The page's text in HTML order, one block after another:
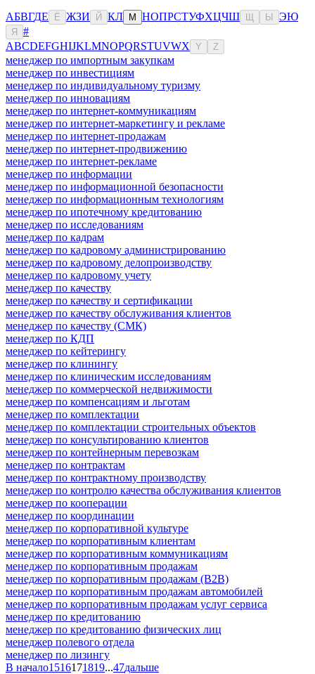
АБВГДЕ Ё ЖЗИ Й КЛ М НОПРСТУФХЦЧШ Ы ЭЮ
Я
#
ABCDEFGHIJKLMNOPQRSTUVWX Y Z
менеджер по импортным закупкам
менеджер по инвестициям
менеджер по индивидуальному туризму
менеджер по инновациям
менеджер по интернет-коммуникациям
менеджер по интернет-маркетингу и рекламе
менеджер по интернет-продажам
менеджер по интернет-продвижению
менеджер по интернет-рекламе
менеджер по информации
менеджер по информационной безопасности
менеджер по информационным технологиям
менеджер по ипотечному кредитованию
менеджер по исследованиям
менеджер по кадрам
менеджер по кадровому администрированию
менеджер по кадровому делопроизводству
менеджер по кадровому учету
менеджер по качеству
менеджер по качеству и сертификации
менеджер по качеству обслуживания клиентов
менеджер по качеству (СМК)
менеджер по КДП
менеджер по кейтерингу
менеджер по клинингу
менеджер по клиническим исследованиям
менеджер по коммерческой недвижимости
менеджер по компенсациям и льготам
менеджер по комплектации
менеджер по комплектации строительных объектов
менеджер по консультированию клиентов
менеджер по контейнерным перевозкам
менеджер по контрактам
менеджер по контрактному производству
менеджер по контролю качества обслуживания клиентов
менеджер по кооперации
менеджер по координации
менеджер по корпоративной культуре
менеджер по корпоративным клиентам
менеджер по корпоративным коммуникациям
менеджер по корпоративным продажам
менеджер по корпоративным продажам (B2B)
менеджер по корпоративным продажам автомобилей
менеджер по корпоративным продажам услуг сервиса
менеджер по кредитованию
менеджер по кредитованию физических лиц
менеджер полевого отдела
менеджер по лизингу
В начало1516171819...47дальше